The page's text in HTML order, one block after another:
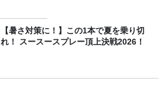
【暑さ対策に！】この1本で夏を乗り切
れ！ スースースプレー頂上決戦2026！